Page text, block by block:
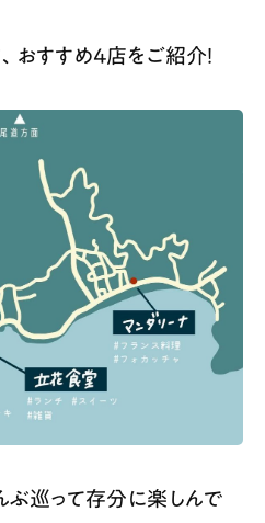
おすすめ4店をご紹介！
ぶ巡って存分に楽しんで